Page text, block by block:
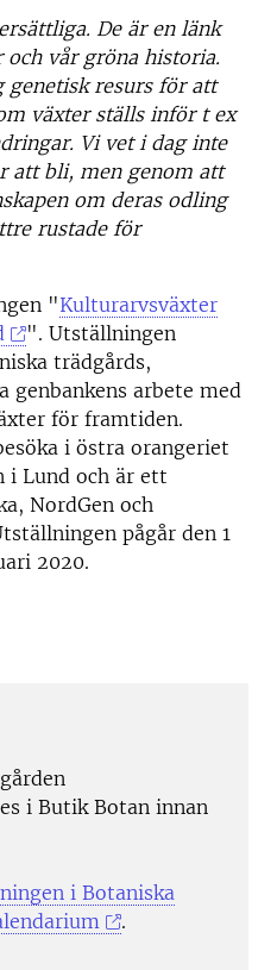
De är en länk
vår gröna historia.
genetisk resurs för att
växter ställs inför t ex
Vi vet i dag inte
att bli, men genom att
om deras odling
rustade för
"Kulturarvsväxter
". Utställningen
trädgårds,
genbankens arbete med
för framtiden.
i östra orangeriet
i Lund och är ett
NordGen och
pågår den 1
2020.
i Butik Botan innan
i Botaniska
.